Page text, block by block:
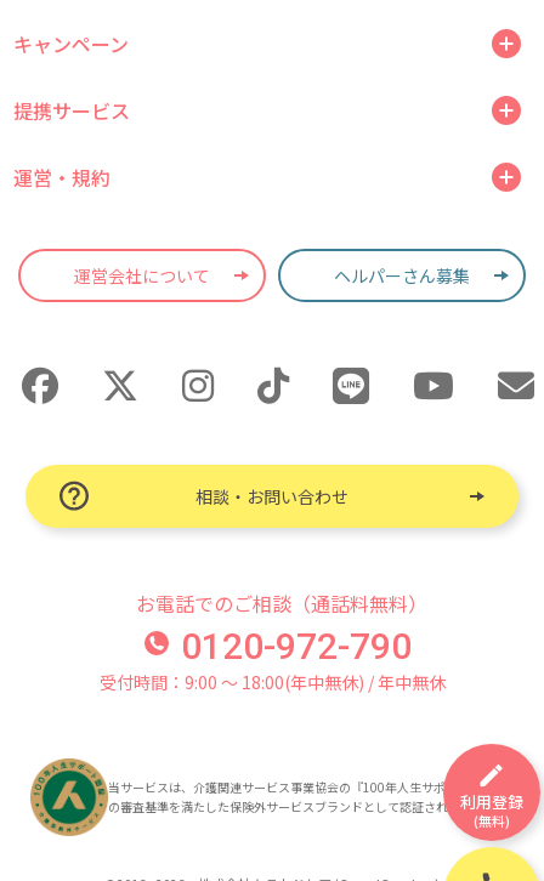
キャンペーン
提携サービス
運営・規約
運営会社について ヘルパーさん募集
相談・お問い合わせ
お電話でのご相談（通話料無料）
0120-972-790
受付時間：9:00 〜 18:00(年中無休) / 年中無休
当サービスは、介護関連サービス事業協会の『100年人生サポート認証』
の審査基準を満たした保険外サービスブランドとして認証されています。
利用登録
(無料)